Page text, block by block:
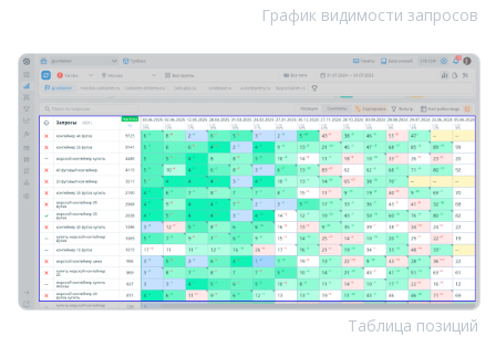
График видимости запросов
Таблица позиций